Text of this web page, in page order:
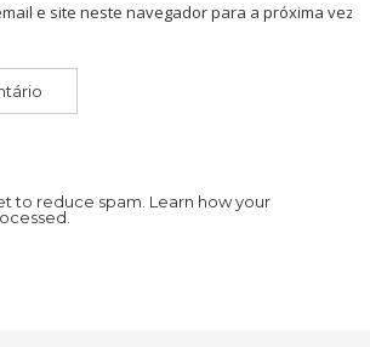
e site neste navegador para a próxima vez
to reduce spam. Learn how your